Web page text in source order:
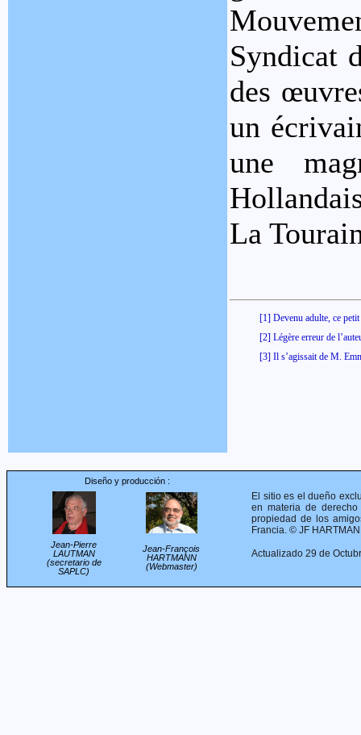
Syndicat
des
un
une
La
[1] Devenu adulte, ce
[2] Légère erreur de
[3] Il s’agissait de M.
Diseño y producción :
Jean-Pierre
LAUTMAN
(secretario de
SAPLC)
Jean-François
HARTMANN
(Webmaster)
El sitio es el dueño
en materia de
propiedad de los
Francia. © JF
Actualizado 29 de